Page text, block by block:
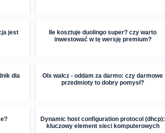
jest
Ile kosztuje duolingo super? czy warto
inwestować w tę wersję premium?
dla
Olx wałcz - oddam za darmo: czy darmowe
przedmioty to dobry pomysł?
Dynamic host configuration protocol (dhcp):
kluczowy element sieci komputerowych